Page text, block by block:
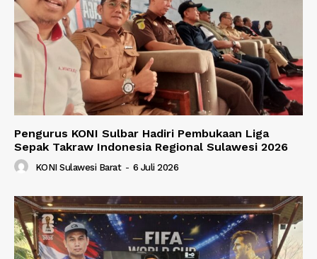
Pengurus KONI Sulbar Hadiri Pembukaan Liga
Sepak Takraw Indonesia Regional Sulawesi 2026
KONI Sulawesi Barat - 6 Juli 2026